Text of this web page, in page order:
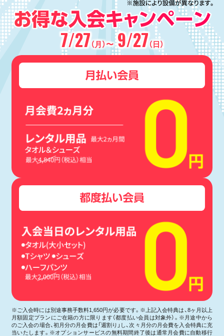
7/27 （月）〜9/27 （日）
※ご入会時には別途事務手数料1,650円が必要です。※上記入会特典は、8ヶ月以上
月額固定プランにご在籍の方に限ります（都度払い会員は対象外）。※月途中から
のご入会の場合、初月分の月会費は「週割り」し、次々月分の月会費を入会特典に充
当いたします。※オプションサービスの無料期間終了後は通常月会費に自動移行